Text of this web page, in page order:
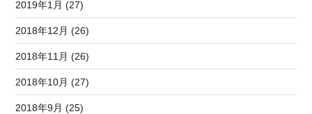
2019年1月 (27)
2018年12月 (26)
2018年11月 (26)
2018年10月 (27)
2018年9月 (25)